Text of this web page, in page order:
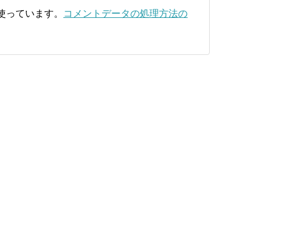
ています。
コメントデータの処理方法の